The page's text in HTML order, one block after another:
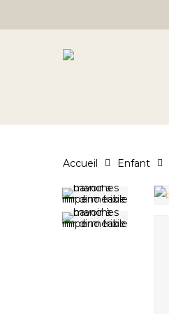
to
Accueil Enfant